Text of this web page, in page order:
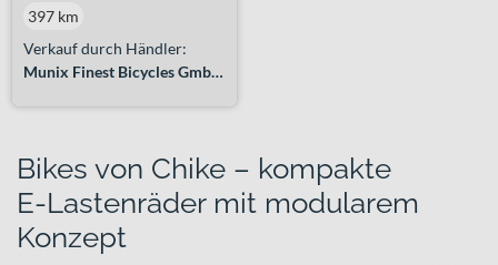
Verkauf durch Händler:
Munix Finest Bicycles GmbH&Co. KG
397 km
Bikes von Chike – kompakte
E‑Lastenräder mit modularem
Konzept